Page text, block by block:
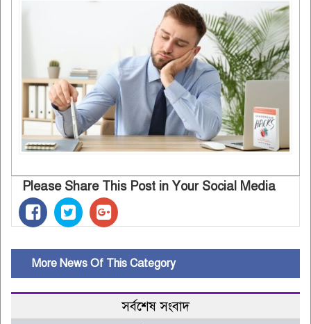
Please Share This Post in Your Social Media
More News Of This Category
সর্বশেষ সংবাদ